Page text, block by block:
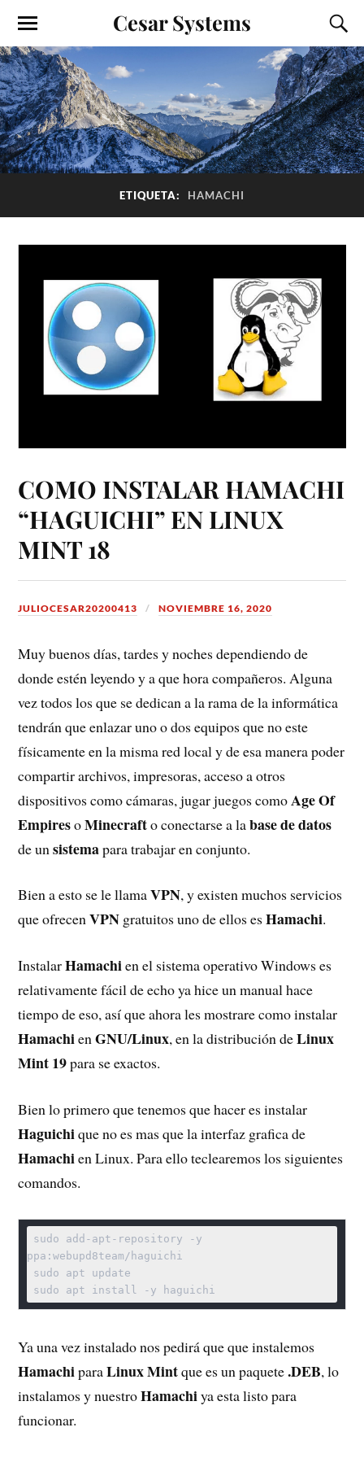
Cesar Systems
ETIQUETA: HAMACHI
COMO INSTALAR HAMACHI
“HAGUICHI” EN LINUX
MINT 18
JULIOCESAR20200413 NOVIEMBRE 16, 2020
Muy buenos días, tardes y noches dependiendo de
donde estén leyendo y a que hora compañeros. Alguna
vez todos los que se dedican a la rama de la informática
tendrán que enlazar uno o dos equipos que no este
físicamente en la misma red local y de esa manera poder
compartir archivos, impresoras, acceso a otros
dispositivos como cámaras, jugar juegos comoAge Of
EmpiresoMinecrafto conectarse a labase de datos
de unsistemapara trabajar en conjunto.
Bien a esto se le llamaVPN, y existen muchos servicios
que ofrecenVPN gratuitos uno de ellos esHamachi.
InstalarHamachien el sistema operativo Windows es
relativamente fácil de echo ya hice un manual hace
tiempo de eso, así que ahora les mostrare como instalar
HamachienGNU/Linux, en la distribución deLinux
Mint 19para se exactos.
Bien lo primero que tenemos que hacer es instalar
Haguichique no es mas que la interfaz grafica de
Hamachien Linux. Para ello teclearemos los siguientes
comandos.
ppa:webupd8team/haguichi
sudo apt install -y haguichi
Ya una vez instalado nos pedirá que que instalemos
HamachiparaLinux Mintque es un paquete.DEB, lo
instalamos y nuestroHamachiya esta listo para
funcionar.